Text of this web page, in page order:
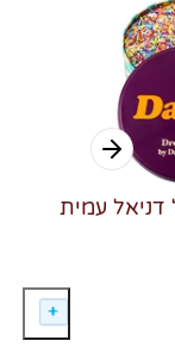
דניאל עמית